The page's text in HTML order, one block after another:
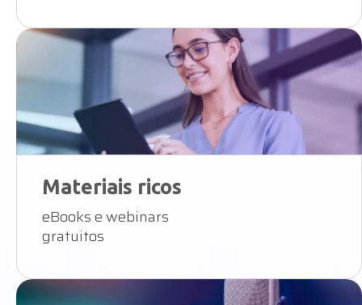
Materiais ricos
eBooks e webinars
gratuitos